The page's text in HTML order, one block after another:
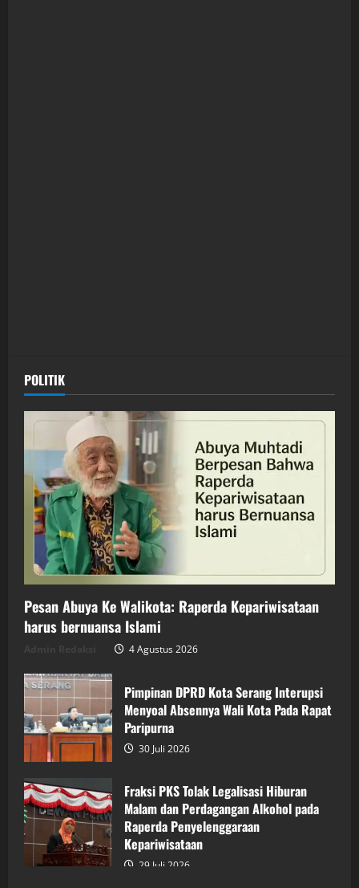
POLITIK
Pesan Abuya Ke Walikota: Raperda Kepariwisataan
harus bernuansa Islami
4 Agustus 2026
Pimpinan DPRD Kota Serang Interupsi
Menyoal Absennya Wali Kota Pada Rapat
Paripurna
30 Juli 2026
Fraksi PKS Tolak Legalisasi Hiburan
Malam dan Perdagangan Alkohol pada
Raperda Penyelenggaraan
Kepariwisataan
29 Juli 2026